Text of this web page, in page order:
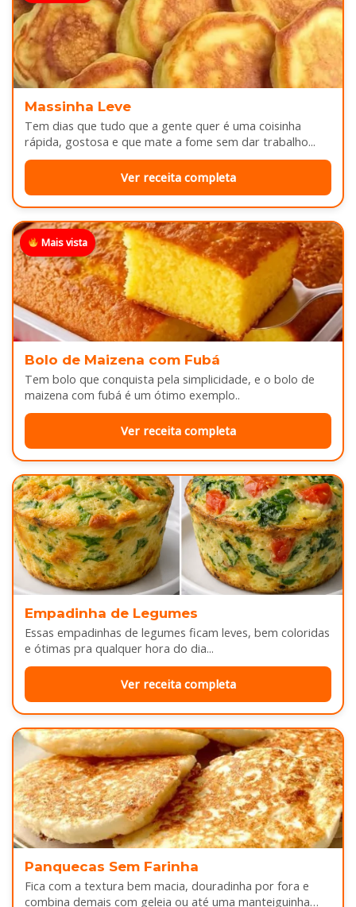
Massinha Leve
Tem dias que tudo que a gente quer é uma coisinha
rápida, gostosa e que mate a fome sem dar trabalho...
Ver receita completa
Mais vista
Bolo de Maizena com Fubá
Tem bolo que conquista pela simplicidade, e o bolo de
maizena com fubá é um ótimo exemplo..
Ver receita completa
Empadinha de Legumes
Essas empadinhas de legumes ficam leves, bem coloridas
e ótimas pra qualquer hora do dia...
Ver receita completa
Panquecas Sem Farinha
Fica com a textura bem macia, douradinha por fora e
combina demais com geleia ou até uma manteiguinha